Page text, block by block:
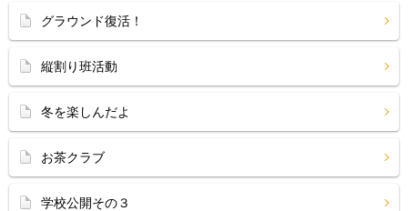
グラウンド復活！
縦割り班活動
冬を楽しんだよ
お茶クラブ
学校公開その３